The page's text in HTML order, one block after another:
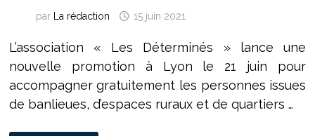
par La rédaction 15 juin 2021
L’association « Les Déterminés » lance une
nouvelle promotion à Lyon le 21 juin pour
accompagner gratuitement les personnes issues
de banlieues, d’espaces ruraux et de quartiers …